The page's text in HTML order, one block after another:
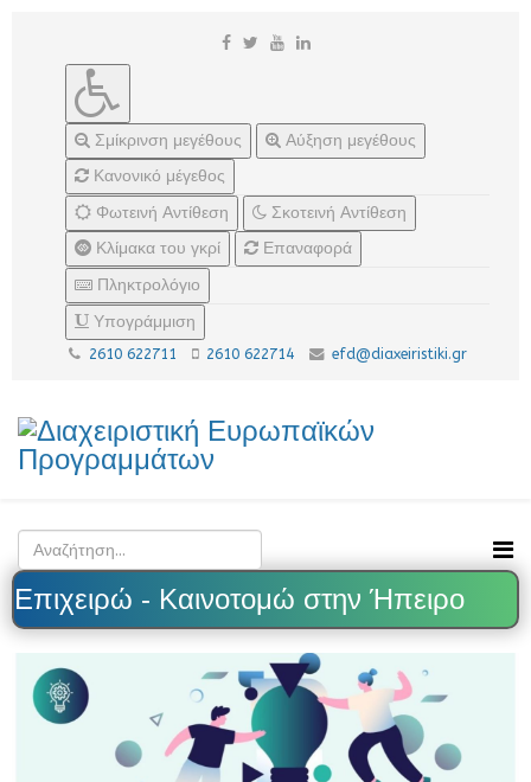
Σμίκρινση μεγέθους
Αύξηση μεγέθους
Κανονικό μέγεθος
Φωτεινή Αντίθεση
Σκοτεινή Αντίθεση
Κλίμακα του γκρί
Επαναφορά
Πληκτρολόγιο
Υπογράμμιση
2610 622711 2610 622714 efd@diaxeiristiki.gr
Επιχειρώ - Καινοτομώ στην Ήπειρο